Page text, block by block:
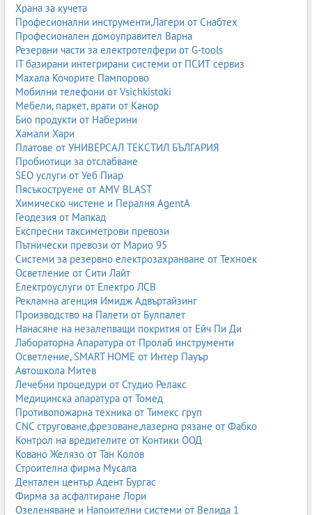
тъкан и е незаменим при диагностика на фиброза, тумори,
емболии, саркоидоза и други сложни състояния. Често се
използва, когато рентгенът не е достатъчно информативен.
Спирометрия
Спирометрията измерва обема и скоростта на въздуха, който
пациентът вдишва и издишва. Това е основно изследване при
астма, ХОББ и други хронични заболявания. Резултатите
помагат за определяне на тежестта на заболяването и
ефективността на лечението.
Бронхоскопия
Бронхоскопията е ендоскопско изследване, при което лекарят
оглежда вътрешността на дихателните пътища. Използва се за
диагностика на тумори, хронични инфекции, кръвотечения,
както и за вземане на биопсия.
Лабораторни изследвания
Кръвни тестове, микробиологични проби, тестове за алергии и
възпалителни маркери помагат за уточняване на диагнозата и
проследяване на лечението.
Тестове за алергии
Много белодробни заболявания са свързани с алергични
реакции. Алергологичните тестове помагат да се установят
причинителите и да се изготви индивидуален план за лечение.
Белодробна рехабилитация
Белодробната рехабилитация е комплекс от упражнения,
дихателни техники, физиотерапия и обучение, които помагат
на пациентите да подобрят дишането, издръжливостта и
качеството на живот. Тя е особено важна при хронични
заболявания като ХОББ, астма, фиброза и след тежки
Храна за кучета
Професионални инструменти,Лагери от Снабтех
Професионален домоуправител Варна
Резервни части за електротелфери от G-tools
IT базирани интегрирани системи от ПСИТ сервиз
Махала Кочорите Пампорово
Мобилни телефони от Vsichkistoki
Мебели, паркет, врати от Канор
Био продукти от Наберини
Хамали Хари
Платове от УНИВЕРСАЛ ТЕКСТИЛ БЪЛГАРИЯ
Пробиотици за отслабване
SEO услуги от Уеб Пиар
Пясъкоструене от AMV BLAST
Химическо чистене и Пералня AgentA
Геодезия от Мапкад
Експресни таксиметрови превози
Пътнически превози от Марио 95
Системи за резервно електрозахранване от Техноек
Осветление от Сити Лайт
Електроуслуги от Електро ЛСВ
Рекламна агенция Имидж Адвъртайзинг
Производство на Палети от Булпалет
Нанасяне на незалепващи покрития от Ейч Пи Ди
Лабораторна Апаратура от Пролаб инструменти
Осветление, SMART HOME от Интер Пауър
Автошкола Митев
Лечебни процедури от Студио Релакс
Медицинска апаратура от Томед
Противопожарна техника от Тимекс груп
CNC струговане,фрезоване,лазерно рязане от Фабко
Контрол на вредителите от Контики ООД
Ковано Желязо от Тан Колов
Строителна фирма Мусала
Дентален център Адент Бургас
Фирма за асфалтиране Лори
Озеленяване и Напоителни системи от Велида 1